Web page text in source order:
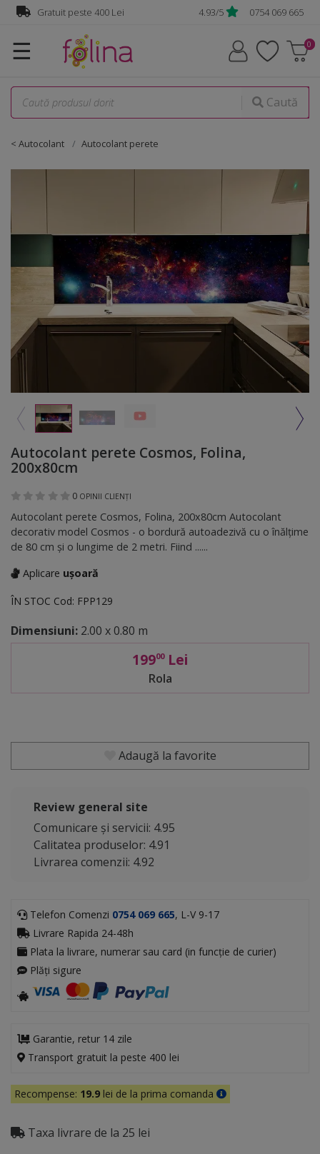
Gratuit peste 400 Lei 4.93/5 0754 069 665
☰
Caută
< Autocolant Autocolant perete
Autocolant perete Cosmos, Folina,
200x80cm
0 OPINII CLIENȚI
Autocolant perete Cosmos, Folina, 200x80cm Autocolant
decorativ model Cosmos - o bordură autoadezivă cu o înălţime
de 80 cm şi o lungime de 2 metri. Fiind ......
Aplicare ușoară
ÎN STOC Cod: FPP129
Dimensiuni: 2.00 x 0.80 m
19900Lei
Rola
Adaugă la favorite
Review general site
Comunicare și servicii: 4.95
Calitatea produselor: 4.91
Livrarea comenzii: 4.92
Telefon Comenzi 0754 069 665, L-V 9-17
Livrare Rapida 24-48h
Plata la livrare, numerar sau card (in funcție de curier)
Plăți sigure
Garantie, retur 14 zile
Transport gratuit la peste 400 lei
Recompense: 19.9 lei de la prima comanda
Taxa livrare de la 25 lei